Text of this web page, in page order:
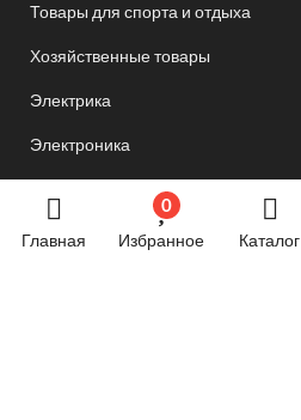
Главная
0
Избранное Каталог
Товары для спорта и отдыха
Хозяйственные товары
Электрика
Электроника
Новостной блог